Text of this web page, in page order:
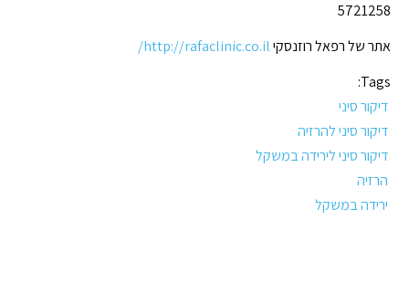
5721258
אתר של רפאל רוזנסקיhttp://rafaclinic.co.il/
Tags:
דיקור סיני
דיקור סיני להרזיה
דיקור סיני לירידה במשקל
הרזיה
ירידה במשקל